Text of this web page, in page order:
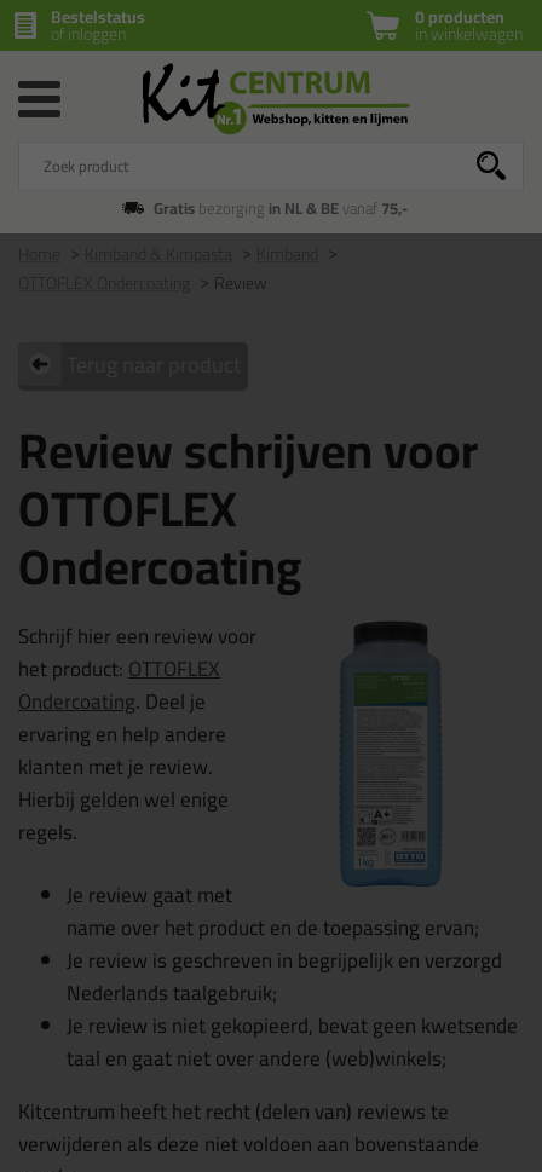
0 producten
in winkelwagen
Bestelstatus
of inloggen
Gratisbezorging in NL & BEvanaf75,-
Review
Review schrijven voor
OTTOFLEX
Ondercoating
Schrijf hier een review voor
het product:OTTOFLEX
Ondercoating. Deel je
ervaring en help andere
klanten met je review.
Hierbij gelden wel enige
regels.
Je review gaat met
name over het product en de toepassing ervan;
Je review is geschreven in begrijpelijk en verzorgd
Nederlands taalgebruik;
Je review is niet gekopieerd, bevat geen kwetsende
taal en gaat niet over andere (web)winkels;
Kitcentrum heeft het recht (delen van) reviews te
verwijderen als deze niet voldoen aan bovenstaande